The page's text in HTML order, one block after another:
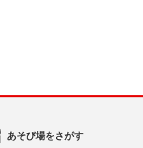
あそび場をさがす